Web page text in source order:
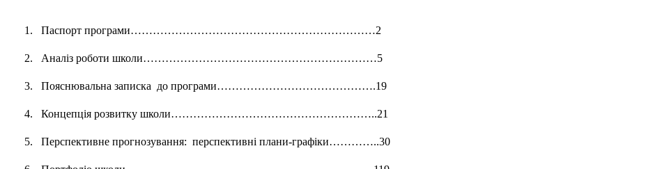
1. Паспорт програми…………………………………………………………2
2. Аналіз роботи школи………………………………………………………5
3. Пояснювальна записка до програми…………………………………….19
4. Концепція розвитку школи………………………………………………..21
5. Перспективне прогнозування: перспективні плани-графіки…………..30